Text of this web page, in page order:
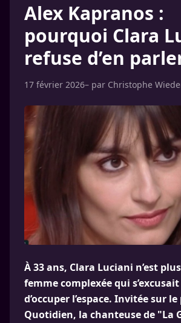
Alex Kapranos :
pourquoi Clara
refuse d’en
17 février 2026– par Christophe
À 33 ans, Clara Luciani n’est
femme complexée qui
d’occuper l’espace. Invitée sur
Quotidien, la chanteuse de "La